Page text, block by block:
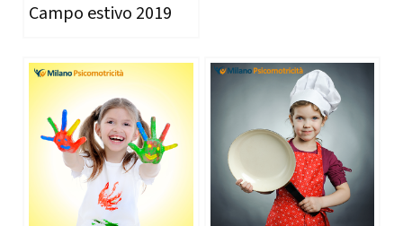
Campo estivo 2019